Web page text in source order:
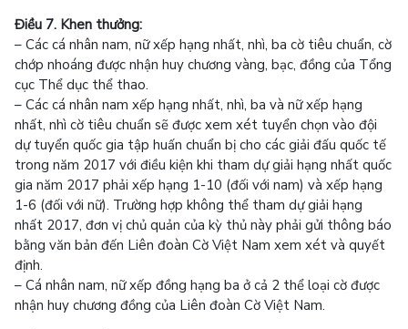
Điều 7. Khen thưởng:
– Các cá nhân nam, nữ xếp hạng nhất, nhì, ba cờ tiêu chuẩn, cờ
chớp nhoáng được nhận huy chương vàng, bạc, đồng của Tổng
cục Thể dục thể thao.
– Các cá nhân nam xếp hạng nhất, nhì, ba và nữ xếp hạng
nhất, nhì cờ tiêu chuẩn sẽ được xem xét tuyển chọn vào đội
dự tuyển quốc gia tập huấn chuẩn bị cho các giải đấu quốc tế
trong năm 2017 với điều kiện khi tham dự giải hạng nhất quốc
gia năm 2017 phải xếp hạng 1-10 (đối với nam) và xếp hạng
1-6 (đối với nữ). Trường hợp không thể tham dự giải hạng
nhất 2017, đơn vị chủ quản của kỳ thủ này phải gửi thông báo
bằng văn bản đến Liên đoàn Cờ Việt Nam xem xét và quyết
định.
– Cá nhân nam, nữ xếp đồng hạng ba ở cả 2 thể loại cờ được
nhận huy chương đồng của Liên đoàn Cờ Việt Nam.